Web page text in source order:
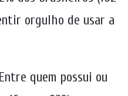
orgulho de usar a
Entre quem possui ou